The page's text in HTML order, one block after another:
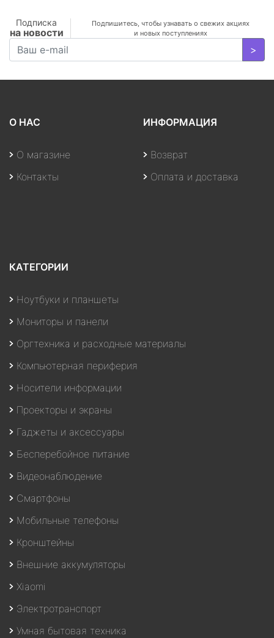
Подписка
на новости
Подпишитесь, чтобы узнавать о свежих акциях
и новых поступлениях
>
О НАС
О магазине
Контакты
ИНФОРМАЦИЯ
Возврат
Оплата и доставка
КАТЕГОРИИ
Ноутбуки и планшеты
Мониторы и панели
Оргтехника и расходные материалы
Компьютерная периферия
Носители информации
Проекторы и экраны
Гаджеты и аксессуары
Бесперебойное питание
Видеонаблюдение
Смартфоны
Мобильные телефоны
Кронштейны
Внешние аккумуляторы
Xiaomi
Электротранспорт
Умная бытовая техника